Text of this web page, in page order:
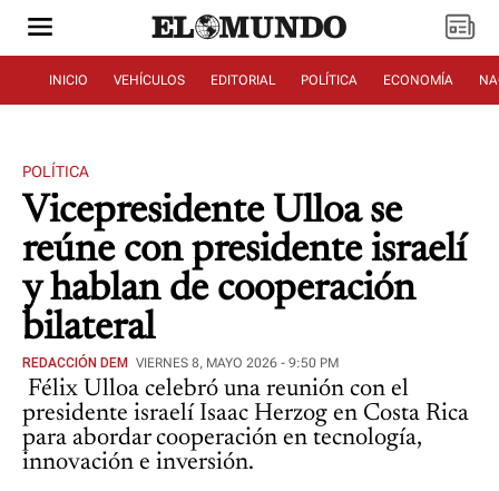
INICIO VEHÍCULOS EDITORIAL POLÍTICA ECONOMÍA
POLÍTICA
Vicepresidente Ulloa se
reúne con presidente israelí
y hablan de cooperación
bilateral
REDACCIÓN DEM VIERNES 8, MAYO 2026 - 9:50 PM
Félix Ulloa celebró una reunión con el
presidente israelí Isaac Herzog en Costa Rica
para abordar cooperación en tecnología,
innovación e inversión.